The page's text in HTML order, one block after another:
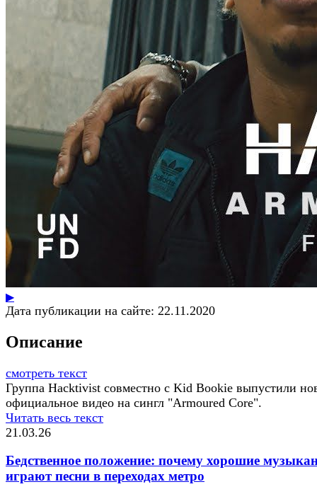
▶
Дата публикации на сайте: 22.11.2020
Описание
смотреть текст
Группа Hacktivist совместно с Kid Bookie выпустили
официальное видео на сингл "Armoured Core".
Читать весь текст
21.03.26
Бедственное положение: почему хорошие
играют песни в переходах метро